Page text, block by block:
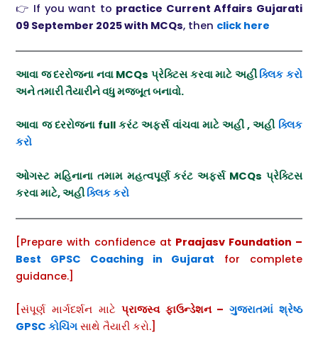
👉 If you want to practice Current Affairs Gujarati
09 September 2025with MCQs, then click here
આવા જ દરરોજના નવા MCQs પ્રેક્ટિસ કરવા માટે અહીંક્લિક કરો
અને તમારી તૈયારીને વધુ મજબૂત બનાવો.
આવા જ દરરોજના full કરંટ અફર્સ વાંચવા માટે અહીં , અહી ક્લિક
કરો
ઓગસ્ટ મહિનાના તમામ મહત્વપૂર્ણ કરંટ અફર્સ MCQs પ્રેક્ટિસ
કરવામાટે, અહીક્લિક કરો
[Prepare with confidence at Praajasv Foundation –
Best GPSC Coaching in Gujarat for complete
guidance.]
[સંપૂર્ણ માર્ગદર્શન માટેપ્રાજસ્વફાઉન્ડેશન – ગુજરાતમાં શ્રેષ્ઠ
GPSC કોચિંગ સાથે તૈયારી કરો.]